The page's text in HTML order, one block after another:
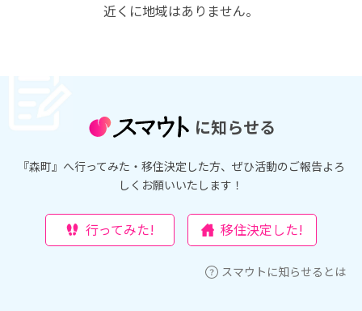
近くに地域はありません。
に知らせる
『森町』へ行ってみた・移住決定した方、ぜひ活動のご報告よろ
しくお願いいたします！
行ってみた! 移住決定した!
スマウトに知らせるとは